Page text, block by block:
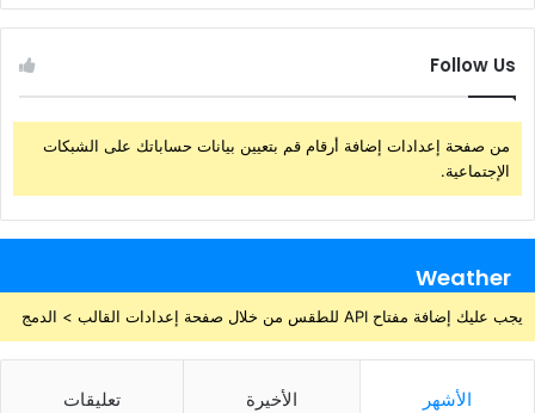
Follow Us
من صفحة إعدادات إضافة أرقام قم بتعيين بيانات حساباتك على الشبكات
الإجتماعية.
Weather
يجب عليك إضافة مفتاح API للطقس من خلال صفحة إعدادات القالب > الدمج
الأشهر الأخيرة تعليقات